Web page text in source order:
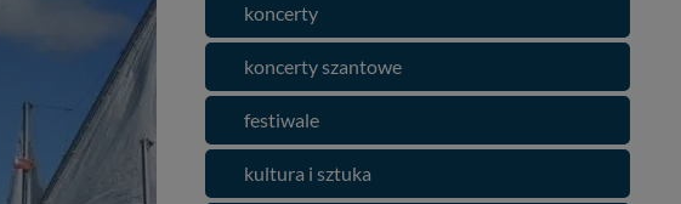
koncerty
koncerty szantowe
festiwale
kultura i sztuka